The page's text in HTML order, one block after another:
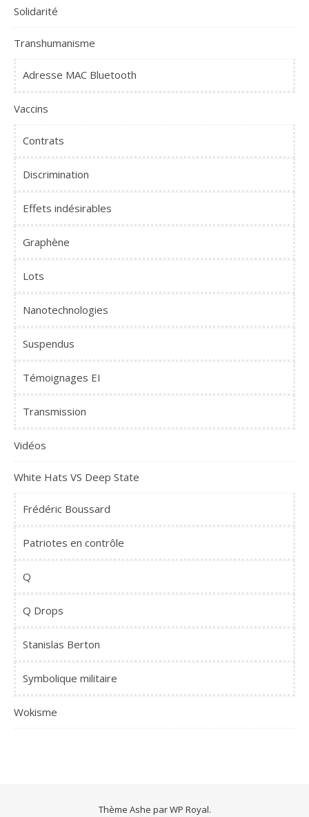
Solidarité
Transhumanisme
Adresse MAC Bluetooth
Vaccins
Contrats
Discrimination
Effets indésirables
Graphène
Lots
Nanotechnologies
Suspendus
Témoignages EI
Transmission
Vidéos
White Hats VS Deep State
Frédéric Boussard
Patriotes en contrôle
Q
Q Drops
Stanislas Berton
Symbolique militaire
Wokisme
Thème Ashe parWP Royal.